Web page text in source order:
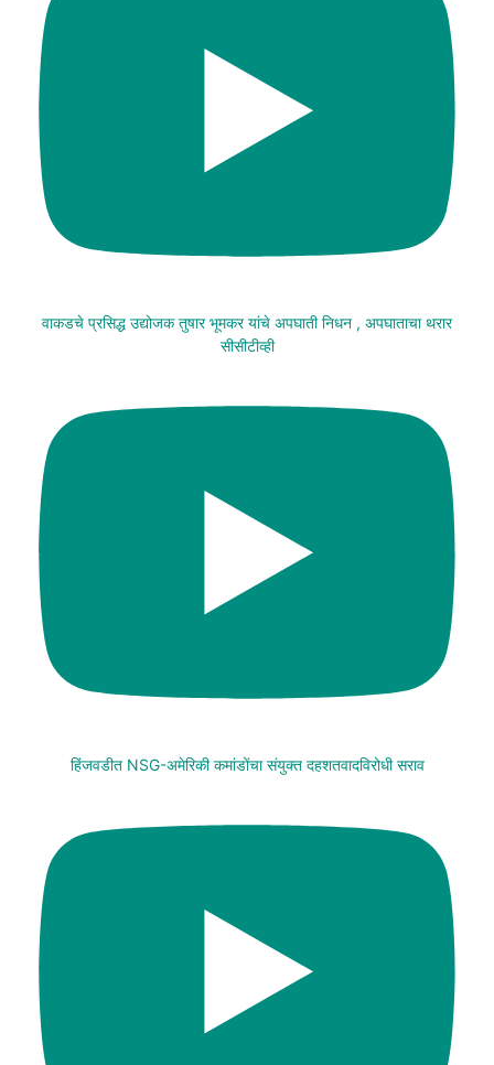
वाकडचे प्रसिद्ध उद्योजक तुषार भूमकर यांचे अपघाती निधन , अपघाताचा थरार
सीसीटीव्ही
हिंजवडीत NSG-अमेरिकी कमांडोंचा संयुक्त दहशतवादविरोधी सराव